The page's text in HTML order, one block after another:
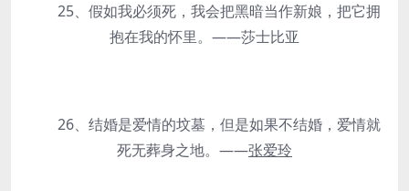
25、假如我必须死，我会把黑暗当作新娘，把它拥
抱在我的怀里。——莎士比亚
26、结婚是爱情的坟墓，但是如果不结婚，爱情就
死无葬身之地。——张爱玲